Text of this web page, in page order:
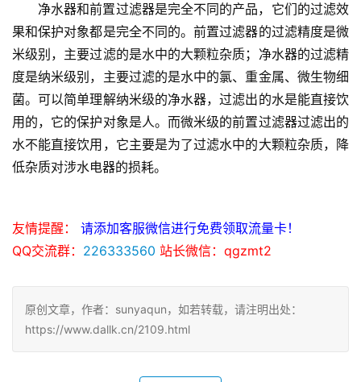
净水器和前置过滤器是完全不同的产品，它们的过滤效
果和保护对象都是完全不同的。前置过滤器的过滤精度是微
米级别，主要过滤的是水中的大颗粒杂质；净水器的过滤精
度是纳米级别，主要过滤的是水中的氯、重金属、微生物细
菌。可以简单理解纳米级的净水器，过滤出的水是能直接饮
用的，它的保护对象是人。而微米级的前置过滤器过滤出的
水不能直接饮用，它主要是为了过滤水中的大颗粒杂质，降
低杂质对涉水电器的损耗。
友情提醒：
请添加客服微信进行免费领取流量卡！
QQ交流群： 226333560 站长微信：qgzmt2
原创文章，作者：sunyaqun，如若转载，请注明出处：
https://www.dallk.cn/2109.html